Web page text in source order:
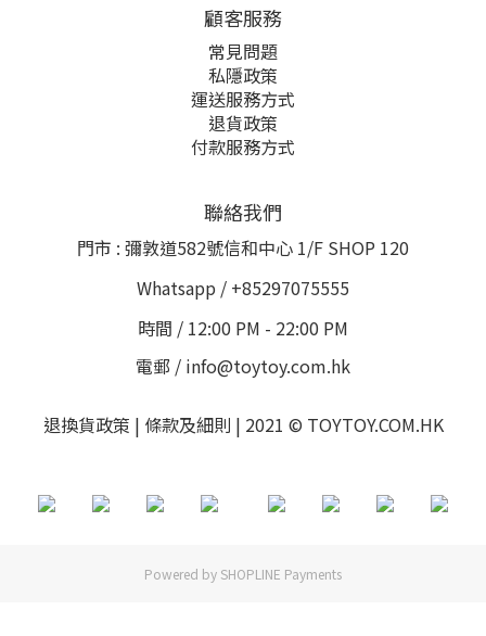
顧客服務
常見問題
私隱政策
運送服務方式
退貨政策
付款服務方式
聯絡我們
門市 : 彌敦道582號信和中心 1/F SHOP 120
Whatsapp / +85297075555
時間 / 12:00 PM - 22:00 PM
電郵 / info@toytoy.com.hk
退換貨政策 | 條款及細則 | 2021 © TOYTOY.COM.HK
Powered by SHOPLINE Payments